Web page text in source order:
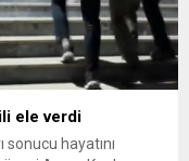
ele verdi
sonucu hayatını